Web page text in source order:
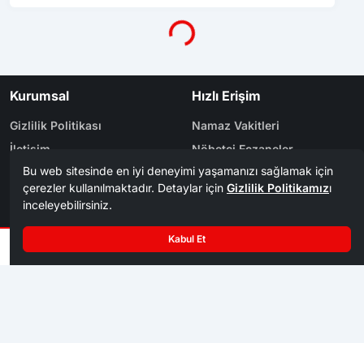
Yükleniyor...
Kurumsal
Gizlilik Politikası
İletişim
Künye
Yazarlar
Hızlı Erişim
Namaz Vakitleri
Nöbetçi Eczaneler
Yol Durumu
Arşiv
Bölge Haberleri Kategoriler